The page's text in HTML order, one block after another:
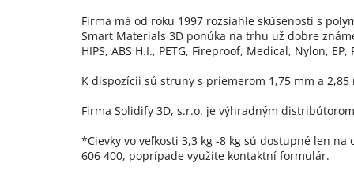
Firma má od roku 1997 rozsiahle skúsenosti s
Smart Materials 3D ponúka na trhu už dobre
HIPS, ABS H.I., PETG, Fireproof, Medical, Nylon, EP,
K dispozícii sú struny s priemerom 1,75 mm a
Firma Solidify 3D, s.r.o. je výhradným
*Cievky vo veľkosti 3,3 kg -8 kg sú dostupné len
606 400, poprípade využite kontaktní formulár.